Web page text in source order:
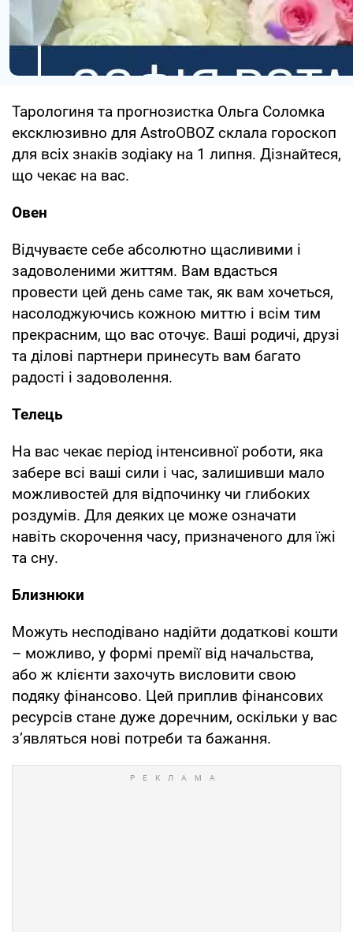
Тарологиня та прогнозистка Ольга Соломка
ексклюзивно для AstroOBOZ склала гороскоп
для всіх знаків зодіаку на 1 липня. Дізнайтеся,
що чекає на вас.
Овен
Відчуваєте себе абсолютно щасливими і
задоволеними життям. Вам вдасться
провести цей день саме так, як вам хочеться,
насолоджуючись кожною миттю і всім тим
прекрасним, що вас оточує. Ваші родичі, друзі
та ділові партнери принесуть вам багато
радості і задоволення.
Телець
На вас чекає період інтенсивної роботи, яка
забере всі ваші сили і час, залишивши мало
можливостей для відпочинку чи глибоких
роздумів. Для деяких це може означати
навіть скорочення часу, призначеного для їжі
та сну.
Близнюки
Можуть несподівано надійти додаткові кошти
– можливо, у формі премії від начальства,
або ж клієнти захочуть висловити свою
подяку фінансово. Цей приплив фінансових
ресурсів стане дуже доречним, оскільки у вас
з’являться нові потреби та бажання.